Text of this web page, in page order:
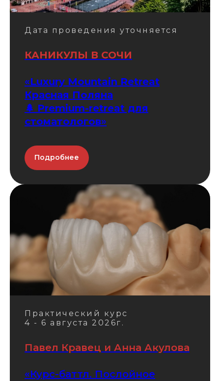
Дата проведения уточняется
КАНИКУЛЫ В СОЧИ
«Luxury Mountain Retreat
Красная Поляна
🌲 Premium-retreat для
стоматологов»
Подробнее
Практический курс
4 - 6 августа 2026г.
Павел Кравец и Анна Акулова
«Курс-баттл. Послойное